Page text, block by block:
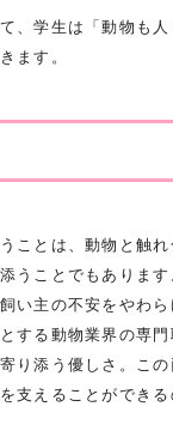
、学生は「動物も
ます。
ことは、動物と触
うことでもあります
い主の不安をやわ
する動物業界の専門
り添う優しさ。こ
支えることができる